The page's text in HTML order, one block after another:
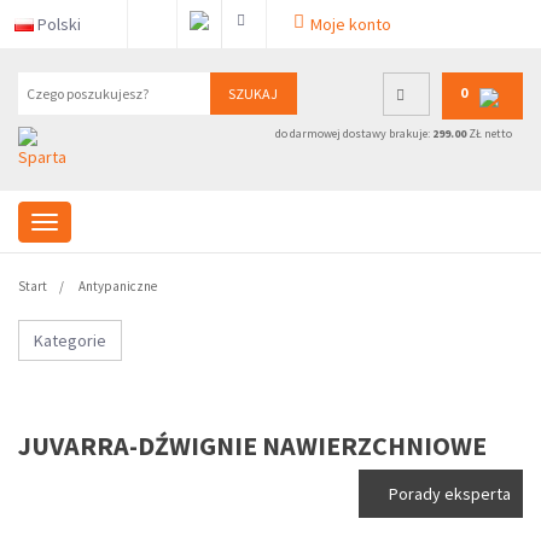
Polski Moje konto
SZUKAJ 0
do darmowej dostawy brakuje: 299.00ZŁ netto
Start Antypaniczne
Kategorie
JUVARRA-DŹWIGNIE NAWIERZCHNIOWE
Porady eksperta